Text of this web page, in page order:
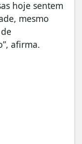
hoje sentem
mesmo
afirma.